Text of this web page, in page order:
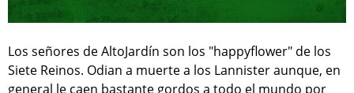
Los señores de AltoJardín son los "happyflower" de los
Siete Reinos. Odian a muerte a los Lannister aunque, en
general le caen bastante gordos a todo el mundo por